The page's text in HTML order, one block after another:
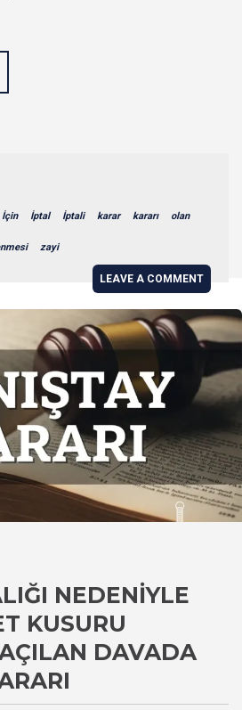
İçin İptal İptali karar kararı olan
zayi
LEAVE A COMMENT
NEDENIYLE
KUSURU
DAVADA